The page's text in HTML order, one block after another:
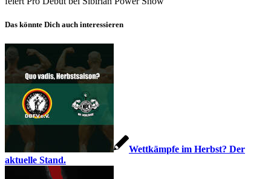
Das könnte Dich auch interessieren
Wettkämpfe im Herbst? Der
aktuelle Stand.